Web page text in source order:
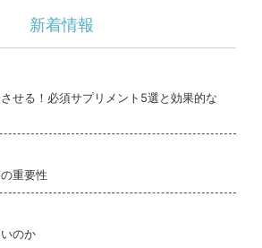
新着情報
せる！必須サプリメント5選と効果的な
重要性
のか